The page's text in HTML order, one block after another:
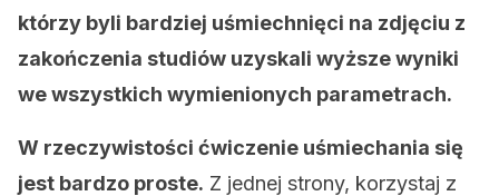
którzy byli bardziej uśmiechnięci na zdjęciu z
zakończenia studiów uzyskali wyższe wyniki
we wszystkich wymienionych parametrach.
W rzeczywistości ćwiczenie uśmiechania się
jest bardzo proste. Z jednej strony, korzystaj z